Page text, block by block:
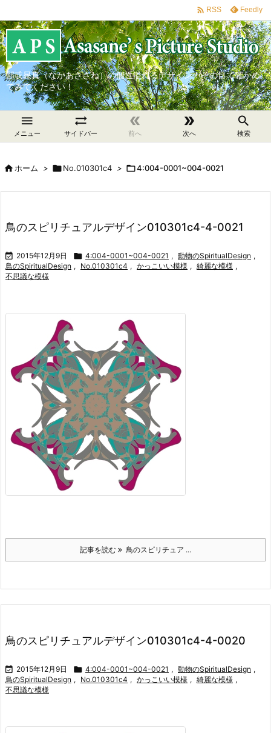
那戓晁真（なかあささね）の個性溢れるデザイン！その目で確かめ
てみてください！

メニュー

サイドバー

前へ

次へ

検索
 RSS Feedly
ホーム > No.010301c4 > 4:004-0001~004-0021
鳥のスピリチュアルデザイン010301c4-4-0021
 2015年12月9日  4:004-0001~004-0021 , 動物のSpiritualDesign ,
鳥のSpiritualDesign , No.010301c4 , かっこいい模様 , 綺麗な模様 ,
不思議な模様
記事を読む 鳥のスピリチュア ...
鳥のスピリチュアルデザイン010301c4-4-0020
 2015年12月9日  4:004-0001~004-0021 , 動物のSpiritualDesign ,
鳥のSpiritualDesign , No.010301c4 , かっこいい模様 , 綺麗な模様 ,
不思議な模様